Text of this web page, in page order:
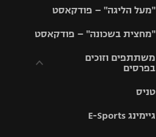
"מעל הליגה" – פודקאסט
"מחצית בשכונה" – פודקאסט
משתתפים וזוכים
בפרסים
וזוכים בפרסים
טניס
גיימינג E-Sports